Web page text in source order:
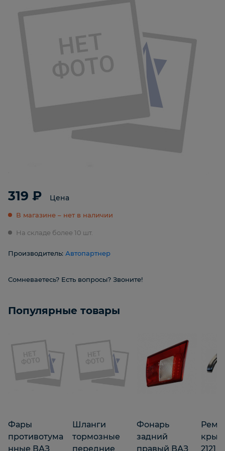
319 ₽ Цена
В магазине – нет в наличии
На складе более 10 шт.
Производитель: Автопартнер
Сомневаетесь? Есть вопросы? Звоните!
Популярные товары
Фары
противотума
нные ВАЗ
Шланги
тормозные
передние
Фонарь
задний
правый ВАЗ
Рем.
2121